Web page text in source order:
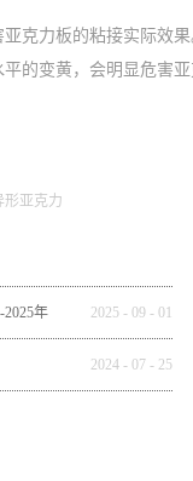
克力板的粘接实际效果
的变黄，会明显危害
形亚克力
年 2025 - 09 - 01
2024 - 07 - 25